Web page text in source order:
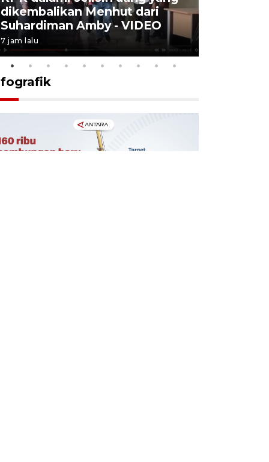
dikembalikan Menhut dari
Suhardiman Amby - VIDEO
7 jam lalu